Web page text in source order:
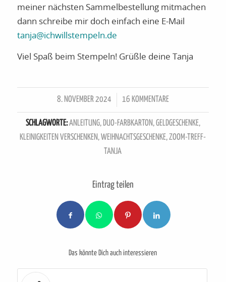
meiner nächsten Sammelbestellung mitmachen
dann schreibe mir doch einfach eine E-Mail
tanja@ichwillstempeln.de
Viel Spaß beim Stempeln! Grüßle deine Tanja
8. NOVEMBER 2024
/ 16 KOMMENTARE
SCHLAGWORTE:ANLEITUNG, DUO-FARBKARTON,GELDGESCHENKE,
KLEINIGKEITEN VERSCHENKEN,WEIHNACHTSGESCHENKE,ZOOM-TREFF-
TANJA
Eintrag teilen
Das könnte Dich auch interessieren